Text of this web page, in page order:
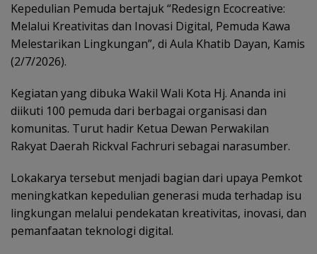
Kepedulian Pemuda bertajuk “Redesign Ecocreative:
Melalui Kreativitas dan Inovasi Digital, Pemuda Kawa
Melestarikan Lingkungan”, di Aula Khatib Dayan, Kamis
(2/7/2026).
Kegiatan yang dibuka Wakil Wali Kota Hj. Ananda ini
diikuti 100 pemuda dari berbagai organisasi dan
komunitas. Turut hadir Ketua Dewan Perwakilan
Rakyat Daerah Rickval Fachruri sebagai narasumber.
Lokakarya tersebut menjadi bagian dari upaya Pemkot
meningkatkan kepedulian generasi muda terhadap isu
lingkungan melalui pendekatan kreativitas, inovasi, dan
pemanfaatan teknologi digital.